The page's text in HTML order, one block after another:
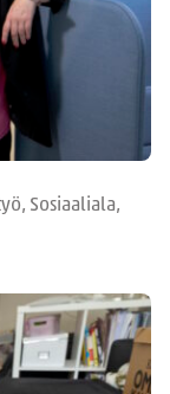
Sosiaaliala,